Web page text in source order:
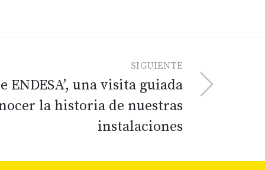
SIGUIENTE
ENDESA’, una visita guiada
la historia de nuestras
instalaciones